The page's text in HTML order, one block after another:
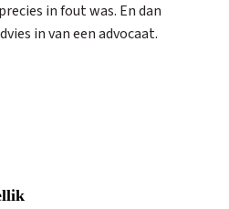
in fout was. En dan
in van een advocaat.